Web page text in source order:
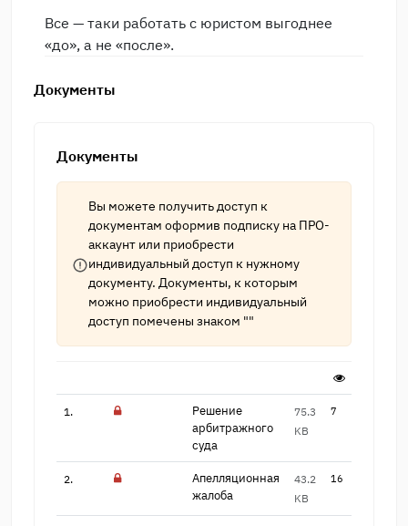
Все — таки работать с юристом выгоднее
«до», а не «после».
Документы
Документы
Вы можете получить доступ к
документам оформив подписку на ПРО-
аккаунт или приобрести
индивидуальный доступ к нужному
документу. Документы, к которым
можно приобрести индивидуальный
доступ помечены знаком ""
1.
Решение
арбитражного​
суда
75.3
KB
7
2.
Апелляционная
жалоба
43.2
KB
16